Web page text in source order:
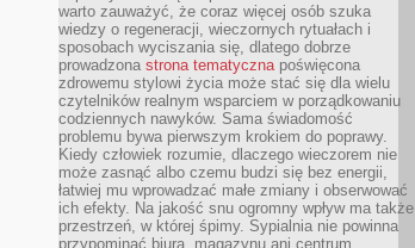
warto zauważyć, że coraz więcej osób szuka
wiedzy o regeneracji, wieczornych rytuałach i
sposobach wyciszania się, dlatego dobrze
prowadzona strona tematycznapoświęcona
zdrowemu stylowi życia może stać się dla wielu
czytelników realnym wsparciem w porządkowaniu
codziennych nawyków. Sama świadomość
problemu bywa pierwszym krokiem do poprawy.
Kiedy człowiek rozumie, dlaczego wieczorem nie
może zasnąć albo czemu budzi się bez energii,
łatwiej mu wprowadzać małe zmiany i obserwować
ich efekty. Na jakość snu ogromny wpływ ma także
przestrzeń, w której śpimy. Sypialnia nie powinna
przypominać biura, magazynu ani centrum